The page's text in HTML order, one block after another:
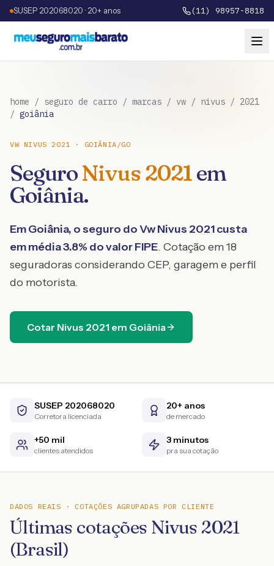
SUSEP 202068020 · 20+ anos (11) 98957-8818
home / seguro de carro / marcas / vw / nivus / 2021
/ goiânia
VW NIVUS 2021· GOIÂNIA /GO
SeguroNivus2021em
Goiânia.
EmGoiânia, o seguro doVwNivus 2021custa
em média3.8% do valor FIPE. Cotação em 18
seguradoras considerando CEP, garagem e perfil
do motorista.
Cotar Nivus 2021 em Goiânia
SUSEP 202068020
Corretora licenciada
20+ anos
de mercado
+50 mil
clientes atendidos
3 minutos
pra sua cotação
DADOS REAIS · COTAÇÕES AGRUPADAS POR CLIENTE
Últimas cotações Nivus 2021
(Brasil)